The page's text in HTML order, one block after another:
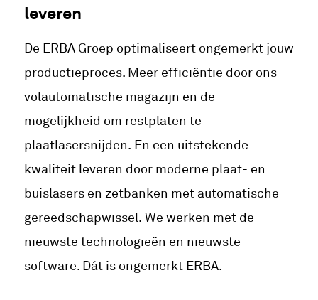
leveren
De ERBA Groep optimaliseert ongemerkt jouw
productieproces. Meer efficiëntie door ons
volautomatische magazijn en de
mogelijkheid om restplaten te
plaatlasersnijden. En een uitstekende
kwaliteit leveren door moderne plaat- en
buislasers en zetbanken met automatische
gereedschapwissel. We werken met de
nieuwste technologieën en nieuwste
software. Dát is ongemerkt ERBA.